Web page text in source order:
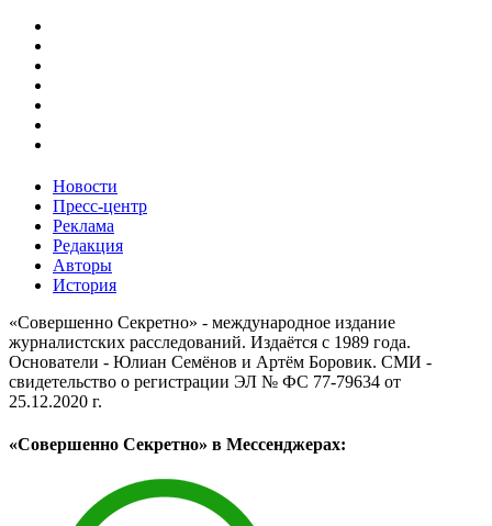
Новости
Пресс-центр
Реклама
Редакция
Авторы
История
«Совершенно Секретно» - международное издание
журналистских расследований. Издаётся с 1989 года.
Основатели - Юлиан Семёнов и Артём Боровик. CМИ -
свидетельство о регистрации ЭЛ № ФС 77-79634 от
25.12.2020 г.
«Совершенно Секретно» в Мессенджерах: